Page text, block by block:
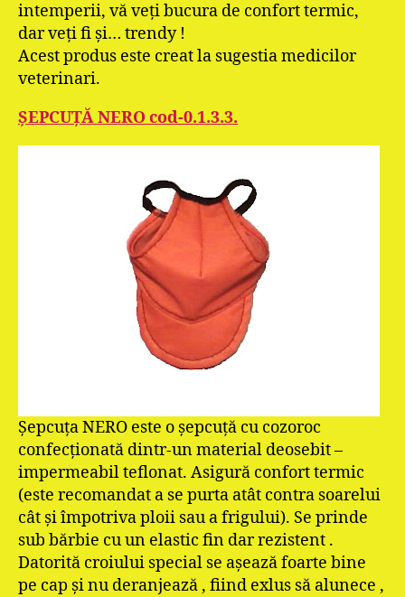
intemperii, vă veţi bucura de confort termic,
dar veţi fi şi… trendy !
Acest produs este creat la sugestia medicilor
veterinari.
ŞEPCUŢĂ NERO cod-0.1.3.3.
Şepcuţa NERO este o şepcuţă cu cozoroc
confecţionată dintr-un material deosebit –
impermeabil teflonat. Asigură confort termic
(este recomandat a se purta atât contra soarelui
cât şi împotriva ploii sau a frigului). Se prinde
sub bărbie cu un elastic fin dar rezistent .
Datorită croiului special se aşează foarte bine
pe cap şi nu deranjează , fiind exlus să alunece ,